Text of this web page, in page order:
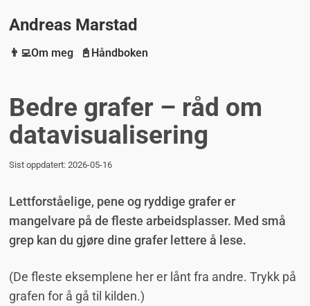
Andreas Marstad
👨‍💻Om meg 📓Håndboken
Bedre grafer – råd om
data­visualisering
Sist oppdatert: 2026-05-16
Lettforståelige, pene og ryddige grafer er
mangelvare på de fleste arbeidsplasser. Med små
grep kan du gjøre dine grafer lettere å lese.
(De fleste eksemplene her er lånt fra andre. Trykk på
grafen for å gå til kilden.)